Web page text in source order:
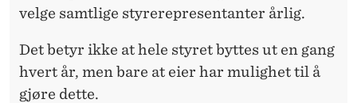
velge samtlige styrerepresentanter årlig.
Det betyr ikke at hele styret byttes ut en gang
hvert år, men bare at eier har mulighet til å
gjøre dette.